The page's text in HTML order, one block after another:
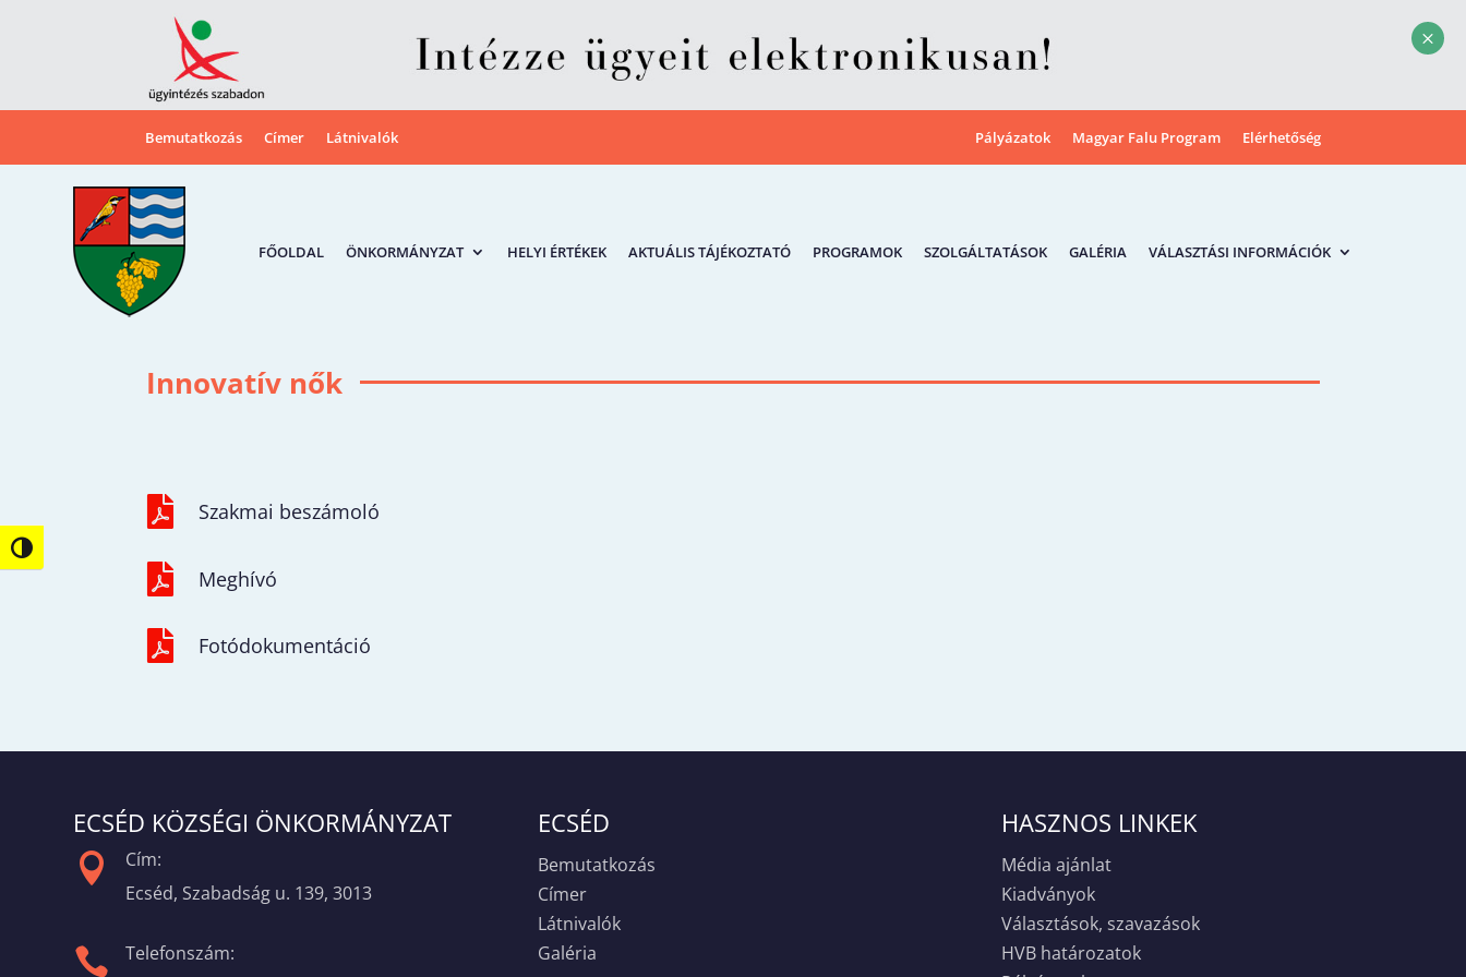
Nagy kontraszt váltása
M
Bemutatkozás Címer Látnivalók Pályázatok Magyar Falu Program Elérhetőség
FŐOLDAL ÖNKORMÁNYZAT HELYI ÉRTÉKEK AKTUÁLIS TÁJÉKOZTATÓ PROGRAMOK SZOLGÁLTATÁSOK GALÉRIA VÁLASZTÁSI INFORMÁCIÓK
Innovatív nők
 Szakmai beszámoló
 Meghívó
 Fotódokumentáció
ECSÉD KÖZSÉGI ÖNKORMÁNYZAT

Cím:
Ecséd, Szabadság u. 139, 3013

Telefonszám:
ECSÉD
Bemutatkozás
Címer
Látnivalók
Galéria
HASZNOS LINKEK
Média ajánlat
Kiadványok
Választások, szavazások
HVB határozatok